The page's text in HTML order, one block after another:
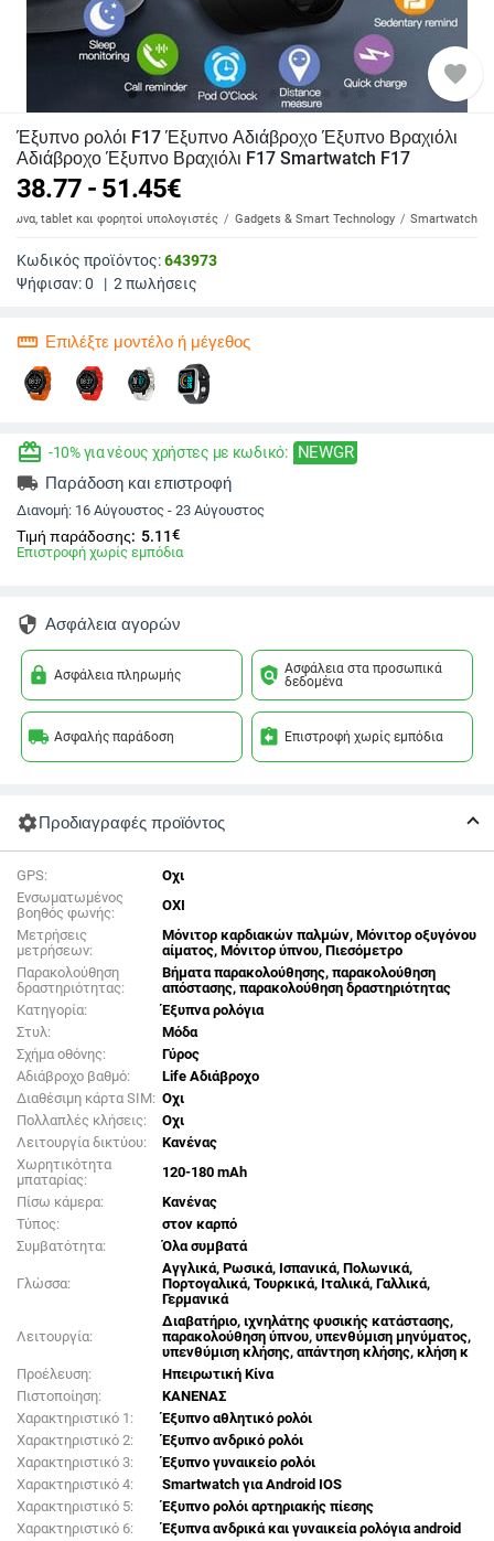
favorite
Έξυπνο ρολόι F17 Έξυπνο Αδιάβροχο Έξυπνο Βραχιόλι
Αδιάβροχο Έξυπνο Βραχιόλι F17 Smartwatch F17
38.77 - 51.45€
tablet και φορητοί υπολογιστές Gadgets & Smart Technology Smartwatch
Κωδικός προϊόντος:643973
Ψήφισαν:0 | 2 πωλήσεις
straighten Επιλέξτε μοντέλο ή μέγεθος
redeem -10% για νέους χρήστες με κωδικό: NEWGR
local_shipping Παράδοση και επιστροφή
Διανομή: 16 Αύγουστος - 23 Αύγουστος
Τιμή παράδοσης: 5.11€
Επιστροφή χωρίς εμπόδια
security Ασφάλεια αγορών
lock Ασφάλεια πληρωμής policy Ασφάλεια στα προσωπικά
δεδομένα
local_shipping Ασφαλής παράδοση assignment_return Επιστροφή χωρίς εμπόδια
settingsΠροδιαγραφές προϊόντος
GPS:
Οχι
Ενσωματωμένος
βοηθός φωνής:
ΟΧΙ
Μετρήσεις
μετρήσεων:
Μόνιτορ καρδιακών παλμών, Μόνιτορ οξυγόνου
αίματος, Μόνιτορ ύπνου, Πιεσόμετρο
Παρακολούθηση
δραστηριότητας:
Βήματα παρακολούθησης, παρακολούθηση
απόστασης, παρακολούθηση δραστηριότητας
Κατηγορία:
Έξυπνα ρολόγια
Στυλ:
Μόδα
Σχήμα οθόνης:
Γύρος
Αδιάβροχο βαθμό:
Life Αδιάβροχο
Διαθέσιμη κάρτα SIM: Οχι
Πολλαπλές κλήσεις:
Οχι
Λειτουργία δικτύου:
Κανένας
Χωρητικότητα
μπαταρίας:
120-180 mAh
Πίσω κάμερα:
Κανένας
Τύπος:
στον καρπό
Συμβατότητα:
Όλα συμβατά
Γλώσσα:
Αγγλικά, Ρωσικά, Ισπανικά, Πολωνικά,
Πορτογαλικά, Τουρκικά, Ιταλικά, Γαλλικά,
Γερμανικά
Λειτουργία:
Διαβατήριο, ιχνηλάτης φυσικής κατάστασης,
παρακολούθηση ύπνου, υπενθύμιση μηνύματος,
υπενθύμιση κλήσης, απάντηση κλήσης, κλήση κ
Προέλευση:
Ηπειρωτική Κίνα
Πιστοποίηση:
ΚΑΝΕΝΑΣ
Χαρακτηριστικό 1:
Έξυπνο αθλητικό ρολόι
Χαρακτηριστικό 2:
Έξυπνο ανδρικό ρολόι
Χαρακτηριστικό 3:
Έξυπνο γυναικείο ρολόι
Χαρακτηριστικό 4:
Smartwatch για Android IOS
Χαρακτηριστικό 5:
Έξυπνο ρολόι αρτηριακής πίεσης
Χαρακτηριστικό 6:
Έξυπνα ανδρικά και γυναικεία ρολόγια android